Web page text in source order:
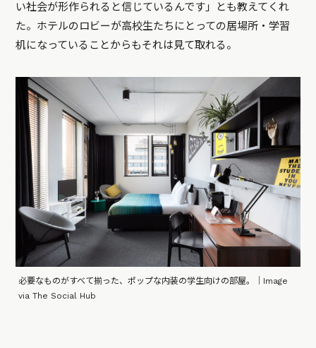
い社会が形作られると信じているんです」とも教えてくれ
た。ホテルのロビーが高校生たちにとっての居場所・学習
机になっていることからもそれは見て取れる。
必要なものがすべて揃った、ポップな内装の学生向けの部屋。｜Image
via The Social Hub